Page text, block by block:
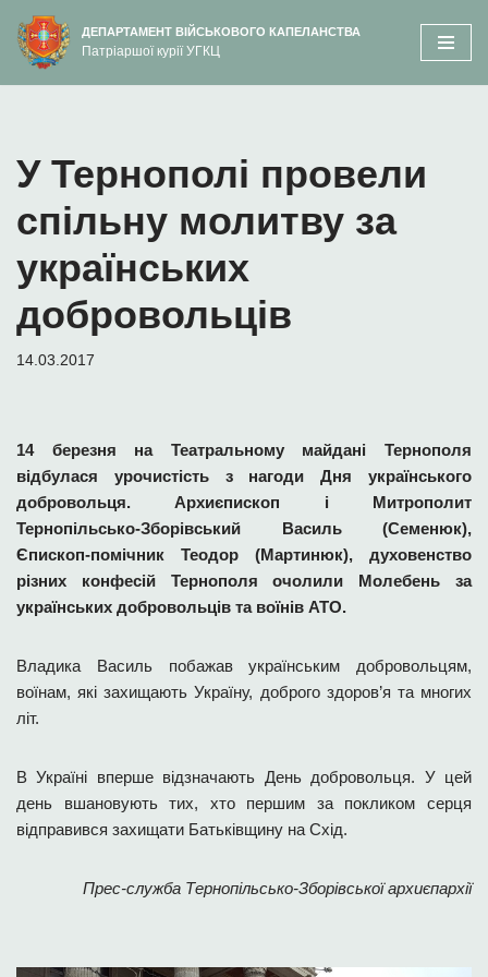
вмісту
Перейти
до
ДЕПАРТАМЕНТ ВІЙСЬКОВОГО КАПЕЛАНСТВА
Патріаршої курії УГКЦ
У Тернополі провели
спільну молитву за
українських
добровольців
14.03.2017
14 березня на Театральному майдані Тернополя
відбулася урочистість з нагоди Дня українського
добровольця. Архиєпископ і Митрополит
Тернопільсько-Зборівський Василь (Семенюк),
Єпископ-помічник Теодор (Мартинюк), духовенство
різних конфесій Тернополя очолили Молебень за
українських добровольців та воїнів АТО.
Владика Василь побажав українським добровольцям,
воїнам, які захищають Україну, доброго здоров’я та многих
літ.
В Україні вперше відзначають День добровольця. У цей
день вшановують тих, хто першим за покликом серця
відправився захищати Батьківщину на Схід.
Прес-служба Тернопільсько-Зборівської архиєпархії